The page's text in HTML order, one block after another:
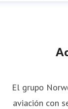
El grupo
aviación con